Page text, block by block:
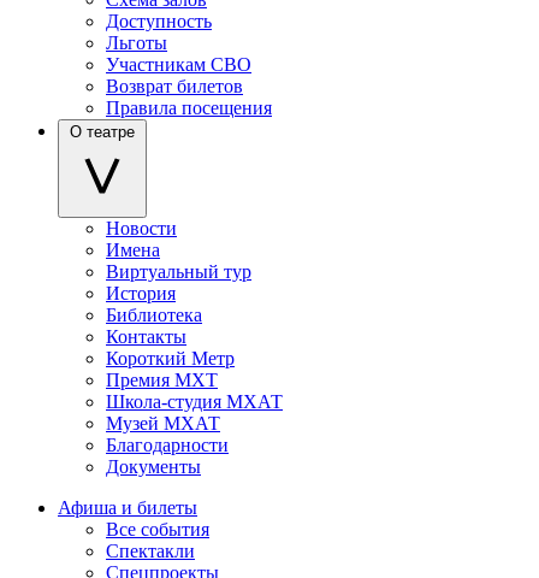
Доступность
Льготы
Участникам СВО
Возврат билетов
Правила посещения
О театре
Новости
Имена
Виртуальный тур
История
Библиотека
Контакты
Короткий Метр
Премия МХТ
Школа-студия МХАТ
Музей МХАТ
Благодарности
Документы
Афиша и билеты
Все события
Спектакли
Спецпроекты